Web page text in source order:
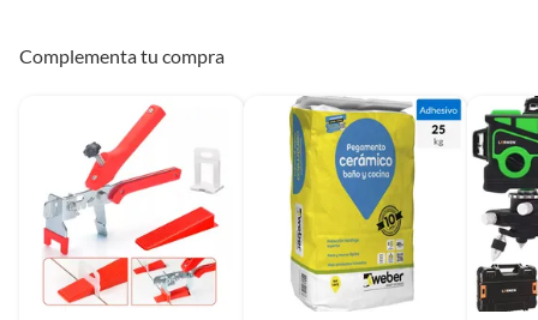
Complementa tu compra